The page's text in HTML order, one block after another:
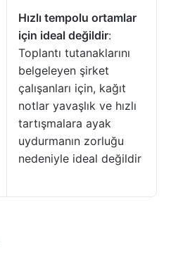
Hızlı tempolu ortamlar
için ideal değildir:
Toplantı tutanaklarını
belgeleyen şirket
çalışanları için, kağıt
notlar yavaşlık ve hızlı
tartışmalara ayak
uydurmanın zorluğu
nedeniyle ideal değildir